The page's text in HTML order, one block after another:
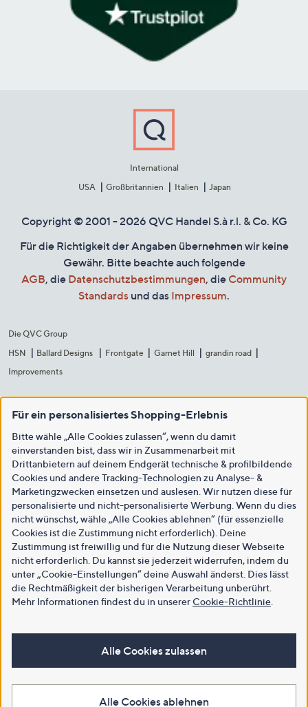
International
USA
Großbritannien Italien Japan
Copyright © 2001 - 2026 QVC Handel S.à r.l. & Co. KG
Für die Richtigkeit der Angaben übernehmen wir keine
Gewähr. Bitte beachte auch folgende
AGB, die Datenschutzbestimmungen, die Community
Standards und das Impressum.
Die QVC Group
HSN
Ballard Designs Frontgate Garnet Hill
grandin road
Improvements
Für ein personalisiertes Shopping-Erlebnis
Bitte wähle „Alle Cookies zulassen“, wenn du damit
einverstanden bist, dass wir in Zusammenarbeit mit
Drittanbietern auf deinem Endgerät technische & profilbildende
Cookies und andere Tracking-Technologien zu Analyse- &
Marketingzwecken einsetzen und auslesen. Wir nutzen diese für
personalisierte und nicht-personalisierte Werbung. Wenn du dies
nicht wünschst, wähle „Alle Cookies ablehnen“ (für essenzielle
Cookies ist die Zustimmung nicht erforderlich). Deine
Zustimmung ist freiwillig und für die Nutzung dieser Webseite
nicht erforderlich. Du kannst sie jederzeit widerrufen, indem du
unter „Cookie-Einstellungen“ deine Auswahl änderst. Dies lässt
die Rechtmäßigkeit der bisherigen Verarbeitung unberührt.
Mehr Informationen findest du in unsererCookie-Richtlinie
Alle Cookies zulassen
Alle Cookies ablehnen